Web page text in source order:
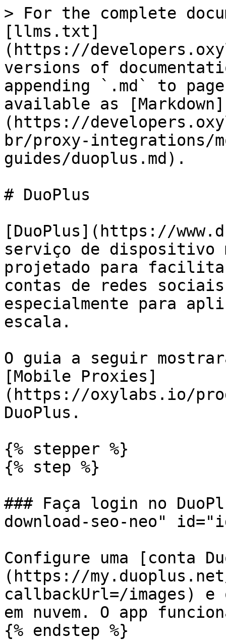
> For the complete
[llms.txt]
(https://
versions of
appending `.md` to
available as [Markdown]
(https://
br/proxy-integrations/
guides/duoplus.md).
# DuoPlus
[DuoPlus](https://
serviço de dispositivo
projetado para
contas de redes sociais
especialmente para
escala.
O guia a seguir
[Mobile Proxies]
(https://oxylabs.io/
DuoPlus.
{% stepper %}
{% step %}
### Faça login no
download-seo-neo"
Configure uma [conta
(https://
callbackUrl=/images) e
em nuvem. O app
{% endstep %}